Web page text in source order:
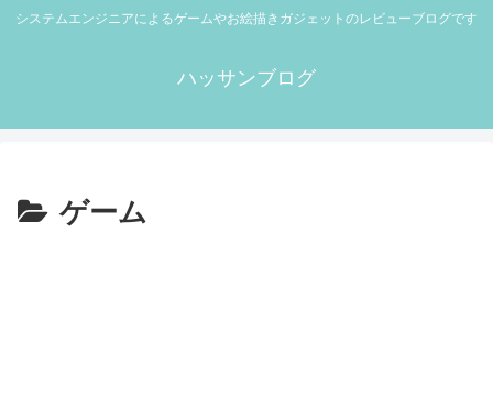
システムエンジニアによるゲームやお絵描きガジェットのレビューブログです
ハッサンブログ
ゲーム